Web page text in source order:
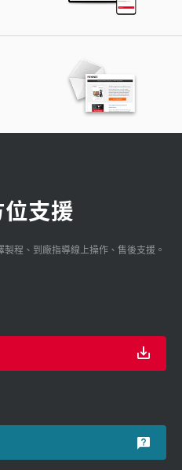
支援
製程、到廠指導線上操作、售後支援。